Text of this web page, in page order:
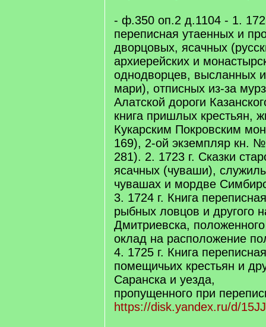
- ф.350 оп.2 д.1104 - 1.
переписная утаенных и
дворцовых, ясачных
архиерейских и
однодворцев, высланных
мари), отписных из-за
Алатской дороги
книга пришлых крестьян,
Кукарским Покровским
169), 2-ой экземпляр кн.
281). 2. 1723 г. Сказки
ясачных (чуваши),
чувашах и мордве
3. 1724 г. Книга
рыбных ловцов и другого
Дмитриевска,
оклад на расположение
4. 1725 г. Книга
помещичьих крестьян и
Саранска и уезда,
пропущенного при
https://disk.yandex.ru/d/